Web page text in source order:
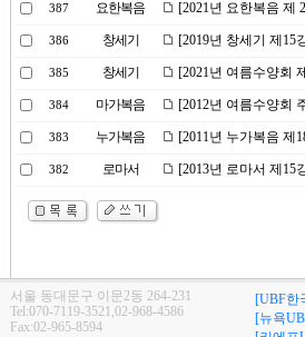
387 요한복음 [2021년 요한복음 제
386 창세기 [2019년 창세기 제15
385 창세기 [2021년 여름수양회
384 마가복음 [2012년 여름수양회
383 누가복음 [2011년 누가복음 제
382 로마서 [2013년 로마서 제15
서울 동대문구 이문2동 264-231
Tel:070-7119-3521,02-968-4586
Fax:02-965-8594
[UBF한
[뉴욕